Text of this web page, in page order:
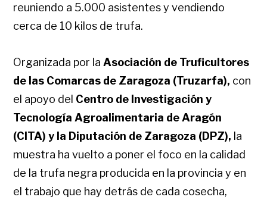
reuniendo a 5.000 asistentes y vendiendo
cerca de 10 kilos de trufa.
Organizada por laAsociación de Truficultores
de las Comarcas de Zaragoza (Truzarfa), con
el apoyo del Centro de Investigación y
Tecnología Agroalimentaria de Aragón
(CITA) y la Diputación de Zaragoza (DPZ), la
muestra ha vuelto a poner el foco en la calidad
de la trufa negra producida en la provincia y en
el trabajo que hay detrás de cada cosecha,